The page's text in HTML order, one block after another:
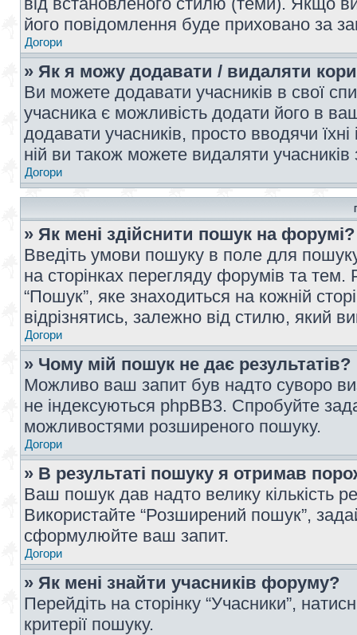
його повідомлення буде приховано за
Догори
» Як я можу додавати / видаляти
Ви можете додавати учасників в свої
учасника є можливість додати його в
додавати учасників, просто вводячи
ній ви також можете видаляти учасників
Догори
» Як мені здійснити пошук на форумі?
Введіть умови пошуку в поле для
на сторінках перегляду форумів та
“Пошук”, яке знаходиться на кожній
відрізнятись, залежно від стилю, який
Догори
» Чому мій пошук не дає результатів?
Можливо ваш запит був надто суворо
не індексуються phpBB3. Спробуйте
можливостями розширеного пошуку.
Догори
» В результаті пошуку я отримав
Ваш пошук дав надто велику кількість
Використайте “Розширений пошук”,
сформулюйте ваш запит.
Догори
» Як мені знайти учасників форуму?
Перейдіть на сторінку “Учасники”,
критерії пошуку.